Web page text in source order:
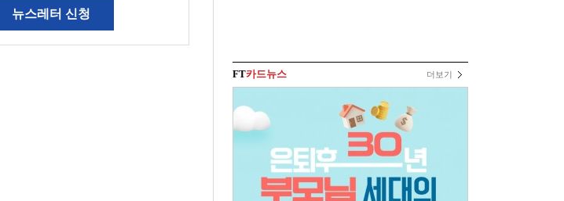
뉴스레터 신청
FT카드뉴스 더보기